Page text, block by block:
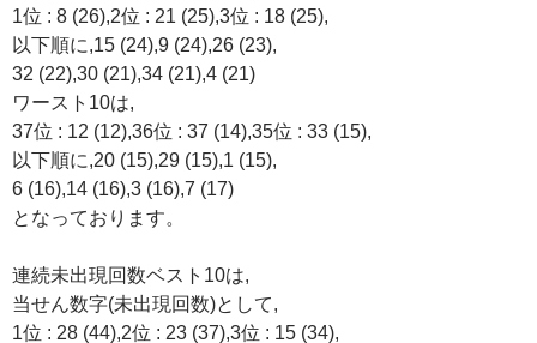
1位 : 8 (26),2位 : 21 (25),3位 : 18 (25),
以下順に,15 (24),9 (24),26 (23),
32 (22),30 (21),34 (21),4 (21)
ワースト10は,
37位 : 12 (12),36位 : 37 (14),35位 : 33 (15),
以下順に,20 (15),29 (15),1 (15),
6 (16),14 (16),3 (16),7 (17)
となっております。
連続未出現回数ベスト10は,
当せん数字(未出現回数)として,
1位 : 28 (44),2位 : 23 (37),3位 : 15 (34),